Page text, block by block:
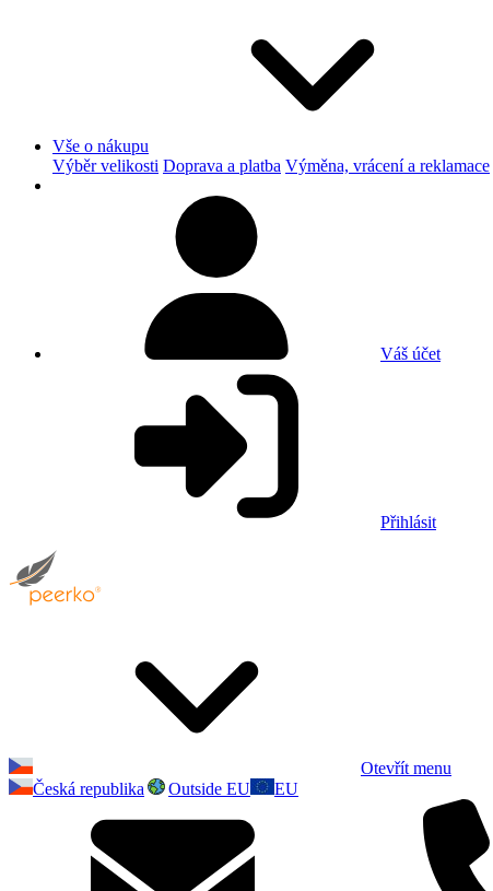
Vše o nákupu
Výběr velikosti Doprava a platba Výměna, vrácení a reklamace
Váš účet
Přihlásit
Otevřít menu
Česká republika
Outside EU EU